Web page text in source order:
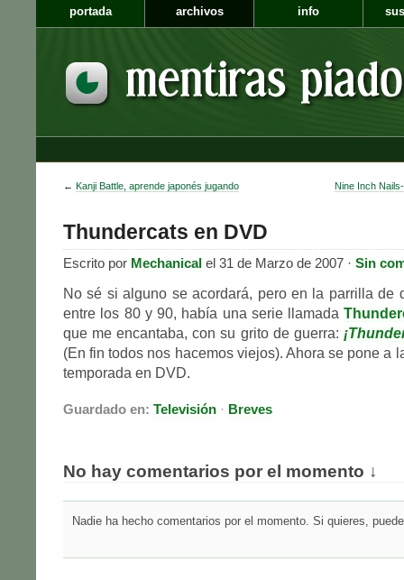
portada archivos info
← Kanji Battle, aprende japonés jugando Nine Inch
Thundercats en DVD
Escrito por Mechanical el 31 de Marzo de 2007 · Sin
No sé si alguno se acordará, pero en la parrilla de
entre los 80 y 90, había una serie llamada
que me encantaba, con su grito de guerra:
(En fin todos nos hacemos viejos). Ahora se pone a
temporada en DVD.
Guardado en: Televisión · Breves
No hay comentarios por el momento ↓
Nadie ha hecho comentarios por el momento. Si quieres,